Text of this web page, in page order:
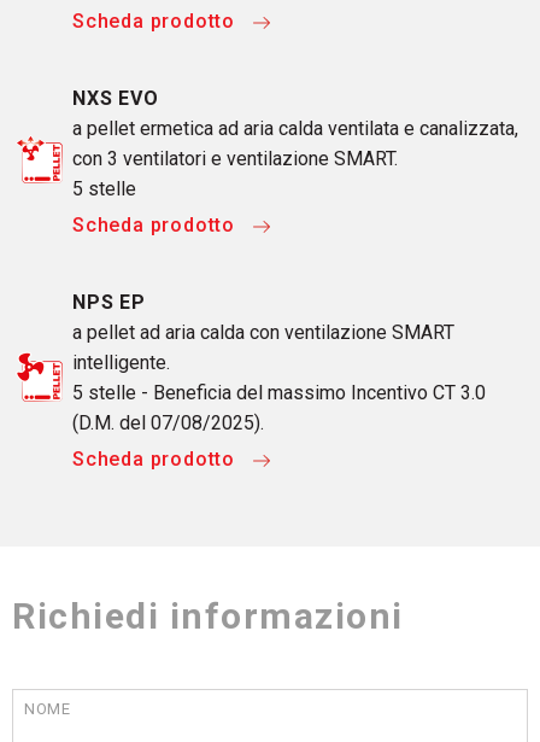
Scheda prodotto
NXS EVO
a pellet ermetica ad aria calda ventilata e canalizzata,
con 3 ventilatori e ventilazione SMART.
5 stelle
Scheda prodotto
NPS EP
a pellet ad aria calda con ventilazione SMART
intelligente.
5 stelle - Beneficia del massimo Incentivo CT 3.0
(D.M. del 07/08/2025).
Scheda prodotto
Richiedi informazioni
NOME